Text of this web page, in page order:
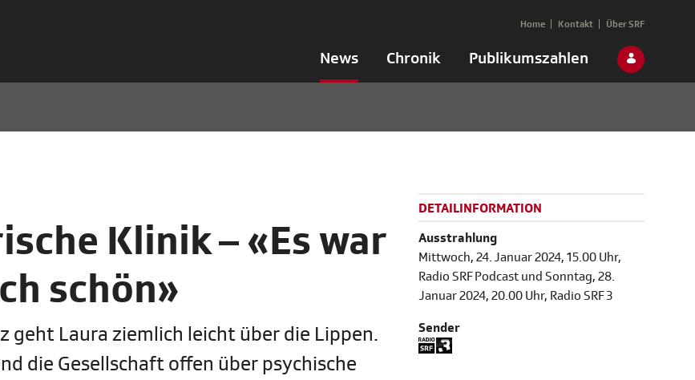
News Chronik Publikumszahlen
Home Kontakt Über SRF
Klinik – «Es war
schön»
geht Laura ziemlich leicht über die Lippen.
die Gesellschaft offen über psychische
DETAILINFORMATION
Ausstrahlung
Mittwoch, 24. Januar 2024, 15.00 Uhr,
Radio SRF Podcast und Sonntag, 28.
Januar 2024, 20.00 Uhr, Radio SRF 3
Sender